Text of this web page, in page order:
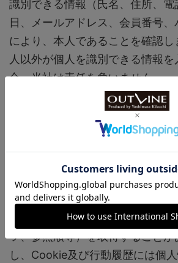
識別できる情報（氏名、住所、電
日、メールアドレス、会員番号、
により、本人であることを確認
人以外が個人を識別できる情報
合、当社は責任を負いません。
【個人を特定しない行動履歴の取
向上、広告の配信、及び統計デー
Cookieを使用します。また、当
JavaScript等の技術を利用して、
ユーザーの行動履歴（アクセスし
ツ、参照順等）を取得すること
し、Cookie及び行動履歴には個